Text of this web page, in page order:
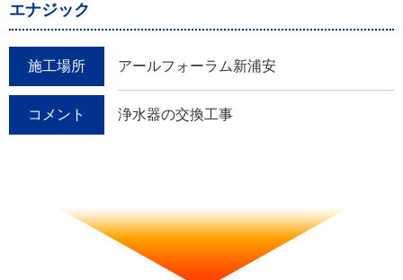
エナジック
施工場所 アールフォーラム新浦安
コメント 浄水器の交換工事